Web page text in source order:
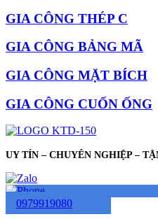
GIA CÔNG THÉP C
GIA CÔNG BẢNG MÃ
GIA CÔNG MẶT BÍCH
GIA CÔNG CUỐN ỐNG
UY TÍN – CHUYÊN NGHIỆP –
0979919080